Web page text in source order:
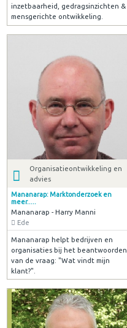
inzetbaarheid, gedragsinzichten &
mensgerichte ontwikkeling.
Organisatieontwikkeling en
advies
Mananarap: Marktonderzoek en
meer.....
Mananarap - Harry Manni
Ede
Mananarap helpt bedrijven en
organisaties bij het beantwoorden
van de vraag: "Wat vindt mijn
klant?".